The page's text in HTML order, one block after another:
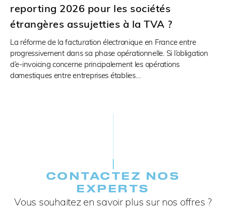
reporting 2026 pour les sociétés
étrangères assujetties à la TVA ?
La réforme de la facturation électronique en France entre
progressivement dans sa phase opérationnelle. Si l’obligation
d’e-invoicing concerne principalement les opérations
domestiques entre entreprises établies…
CONTACTEZ NOS
EXPERTS​
Vous souhaitez en savoir plus sur nos offres ?